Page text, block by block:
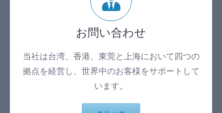
お問い合わせ
当社は台湾、香港、東莞と上海において四つの
拠点を経営し、世界中のお客様をサポートして
います。